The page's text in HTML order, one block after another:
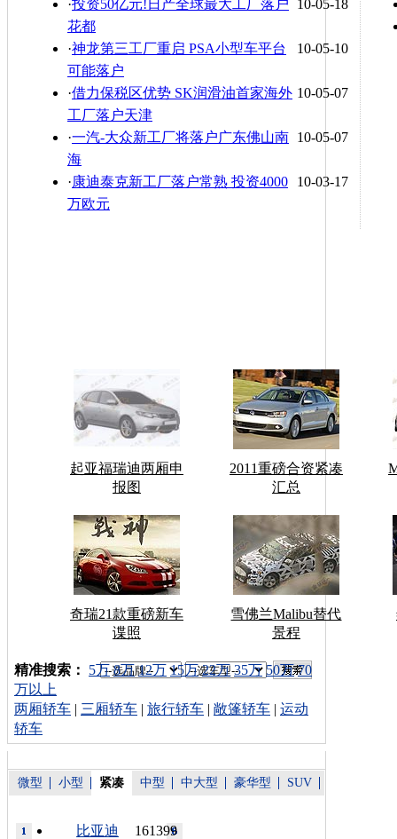
10-05-18
·投资50亿元!日产全球最大工厂落户
花都
10-05-10
·神龙第三工厂重启 PSA小型车平台
可能落户
10-05-07
·借力保税区优势 SK润滑油首家海外
工厂落户天津
10-05-07
·一汽-大众新工厂将落户广东佛山南
海
10-03-17
·康迪泰克新工厂落户常熟 投资4000
万欧元
起亚福瑞迪两厢申
报图
2011重磅合资紧凑
汇总
奇瑞21款重磅新车
谍照
雪佛兰Malibu替代
景程
车型搜索：
精准搜索： 5万 8万 12万 15万 22万 35万 50万 70
万以上
两厢轿车 | 三厢轿车 | 旅行轿车 | 敞篷轿车 | 运动
轿车
微型 小型 紧凑 中型 中大型 豪华型 SUV
161399
比亚迪